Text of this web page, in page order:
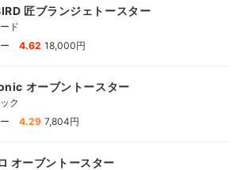
匠ブランジェトースター
ド
4.62 18,000円
オーブントースター
ク
4.29 7,804円
オーブントースター